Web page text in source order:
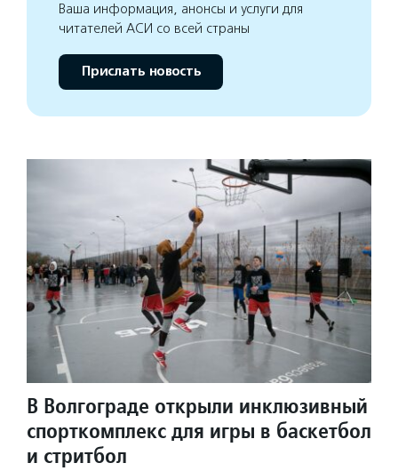
Ваша информация, анонсы и услуги для
читателей АСИ со всей страны
Прислать новость
В Волгограде открыли инклюзивный
спорткомплекс для игры в баскетбол
и стритбол